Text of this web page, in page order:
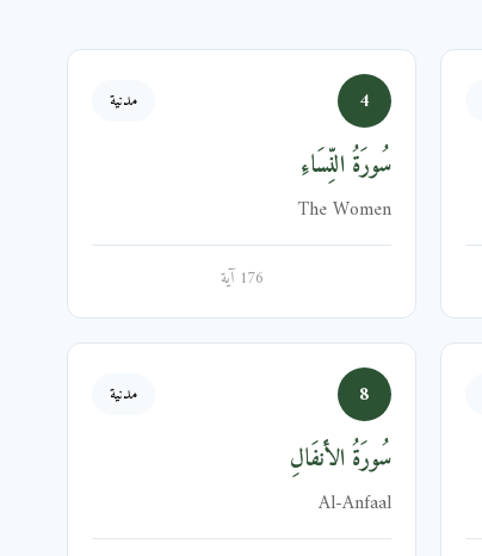
4 مدنية
سُورَةُ النِّسَاءِ
The Women
176 آية
8 مدنية
سُورَةُ الأَنفَالِ
Al-Anfaal